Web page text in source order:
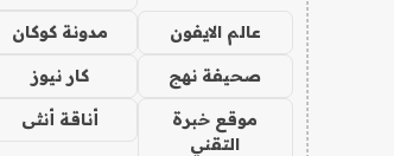
عالم الايفون مدونة كوكان
صحيفة نهج كار نيوز
موقع خبرة
التقني
أناقة أنثى